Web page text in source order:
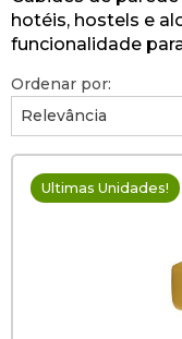
hotéis, hostels e
funcionalidade
Ordenar por:
Ultimas Unidades!